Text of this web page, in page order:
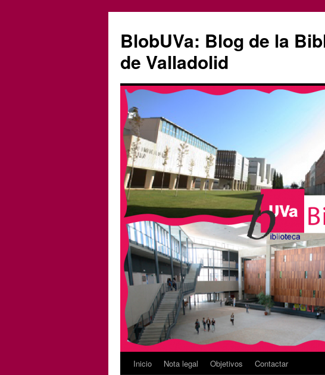
contenido
BlobUVa: Blog de la
de Valladolid
Inicio Nota legal Objetivos Contactar